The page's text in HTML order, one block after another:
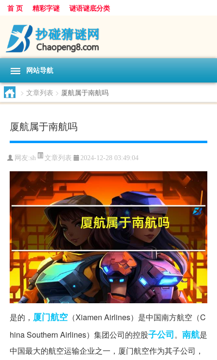
首 页 精彩字谜 谜语谜底分类
网站导航
> 文章列表 > 厦航属于南航吗
厦航属于南航吗
网友:sh 文章列表 2024-12-28 03:49:04
是的， 厦门航空 （Xiamen Airlines）是中国南方航空（C
hina Southern Airlines）集团公司的控股子公司。 南航是
中国最大的航空运输企业之一，厦门航空作为其子公司，